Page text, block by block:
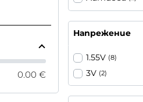
Напрежение
1.55V (8)
3V (2)
0.00 €